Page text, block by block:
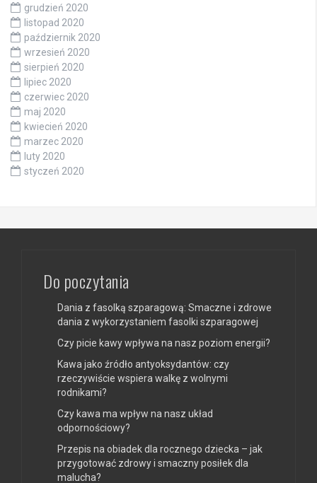
grudzień 2020
listopad 2020
październik 2020
wrzesień 2020
sierpień 2020
lipiec 2020
czerwiec 2020
maj 2020
kwiecień 2020
marzec 2020
luty 2020
styczeń 2020
Do poczytania
Dania z fasolką szparagową: Smaczne i zdrowe
dania z wykorzystaniem fasolki szparagowej
Czy picie kawy wpływa na nasz poziom energii?
Kawa jako źródło antyoksydantów: czy
rzeczywiście wspiera walkę z wolnymi
rodnikami?
Czy kawa ma wpływ na nasz układ
odpornościowy?
Przepis na obiadek dla rocznego dziecka – jak
przygotować zdrowy i smaczny posiłek dla
malucha?